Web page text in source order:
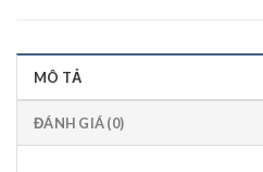
MÔ TẢ
ĐÁNH GIÁ (0)